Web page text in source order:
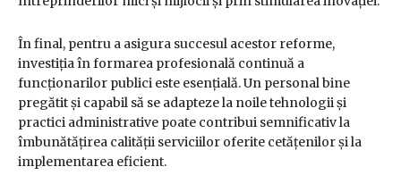
În final, pentru a asigura succesul acestor reforme,
investiția în formarea profesională continuă a
funcționarilor publici este esențială. Un personal bine
pregătit și capabil să se adapteze la noile tehnologii și
practici administrative poate contribui semnificativ la
îmbunătățirea calității serviciilor oferite cetățenilor și la
implementarea eficient.